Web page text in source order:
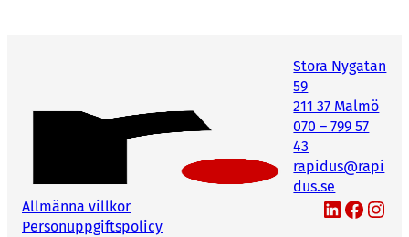
Stora Nygatan
59
211 37 Malmö
070 – 799 57
43
rapidus@rapi
dus.se
Allmänna villkor
Personuppgiftspolicy
LinkedIn Facebook Instagram